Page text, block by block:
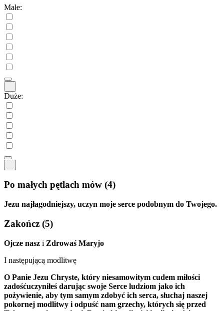
Małe:
Duże:
Po małych pętlach mów (4)
Jezu najłagodniejszy, uczyn moje serce podobnym do Twojego.
Zakończ (5)
Ojcze nasz i Zdrowaś Maryjo
I następującą modlitwę
O Panie Jezu Chryste, który niesamowitym cudem miłości
zadośćuczyniłeś darując swoje Serce ludziom jako ich
pożywienie, aby tym samym zdobyć ich serca, słuchaj naszej
pokornej modlitwy i odpuść nam grzechy, których się przed